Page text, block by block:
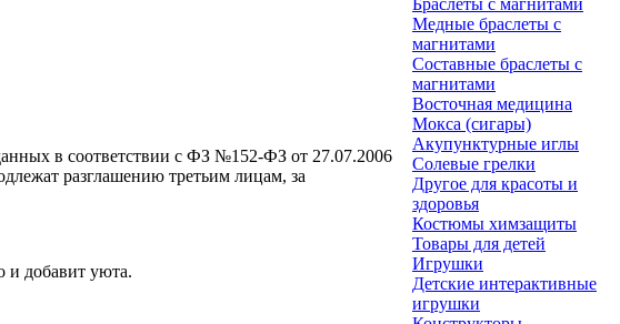
в соответствии с ФЗ №152-ФЗ от 27.07.2006
разглашению третьим лицам, за
и добавит уюта.
Браслеты с магнитами
Медные браслеты с
магнитами
Составные браслеты с
магнитами
Восточная медицина
Мокса (сигары)
Акупунктурные иглы
Солевые грелки
Другое для красоты и
здоровья
Костюмы химзащиты
Товары для детей
Игрушки
Детские интерактивные
игрушки